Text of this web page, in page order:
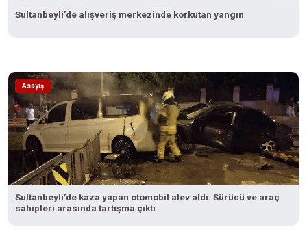
Sultanbeyli’de alışveriş merkezinde korkutan yangın
Asayiş
Sultanbeyli’de kaza yapan otomobil alev aldı: Sürücü ve araç
sahipleri arasında tartışma çıktı